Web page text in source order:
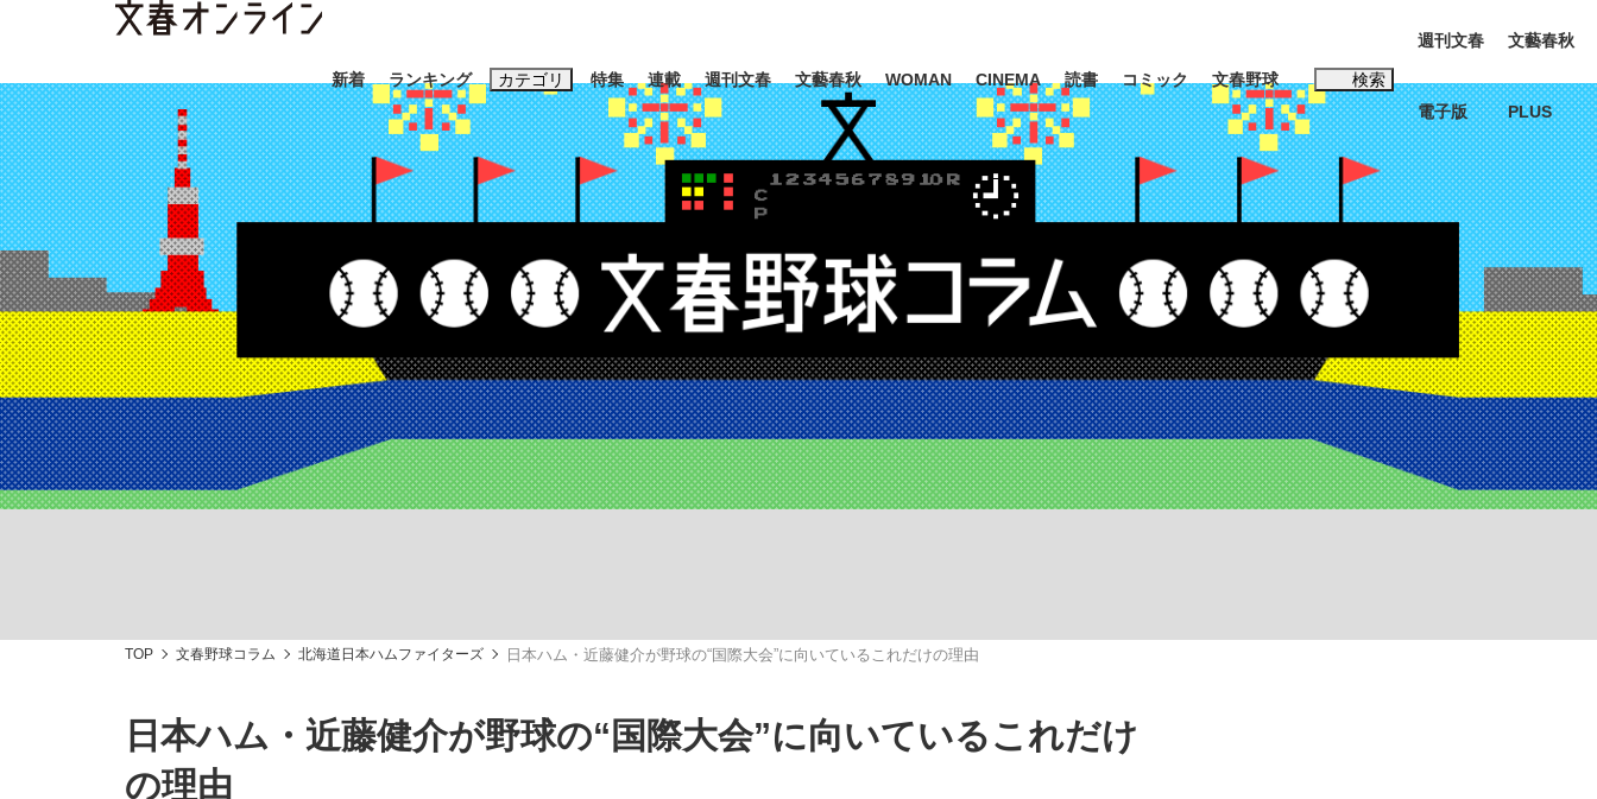
新着 ランキング カテゴリ
スクープ ニュース エンタメ ライフ ビジネス インタビュー 読書
「善か悪かはどちらでもいい」リアル『九条の大罪』弁護士が明かすトク... 「キオクシアの投資の桁は一つ多くてもいい」時価総額が一時トヨタ超え...
特集
終戦から81年 日本生まれのK-POPアイドルたち
私のあのとき、私のいま
連載 週刊文春 文藝春秋 WOMAN CINEMA 読書 コミック 文春野球 検索
キーワード入力
おすすめのキーワードタグ一覧
#藤田晋 #三山凌輝 #高市早苗 #後藤真希 #森岡毅 #城彰二 #内田有紀
#松田聖子
#玉木雄一郎
#亀和田武
週刊文春
電子版
文藝春秋
PLUS
TOP 文春野球コラム 北海道日本ハムファイターズ 日本ハム・近藤健介が野球の“国際大会”に向いているこれだけの理由
日本ハム・近藤健介が野球の“国際大会”に向いているこれだけ
の理由